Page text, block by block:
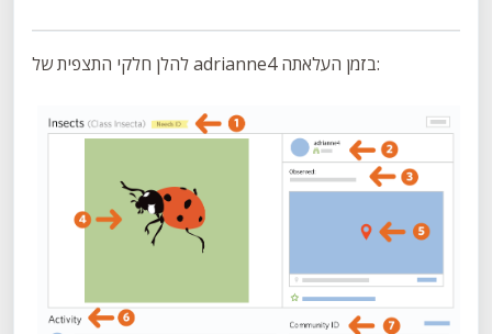
להלן חלקי התצפית של adrianne4 בזמן העלאתה: